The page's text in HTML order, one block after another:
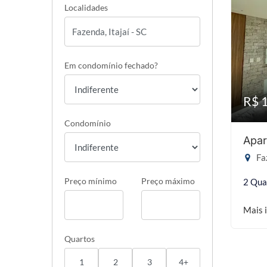
Localidades
Em condomínio fechado?
Condomínio
Preço mínimo Preço máximo
Quartos
1 2 3 4+
R$
2
Mais